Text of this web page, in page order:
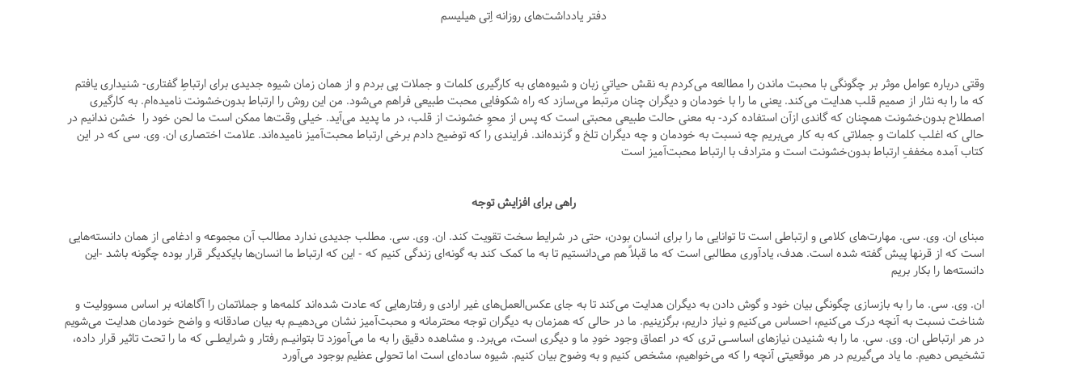
دفتر یادداشت‌های روزانه اِتی هیلیسم
وقتی درباره عوامل موثر بر چگونگی با محبت ماندن را مطالعه می‌کردم به نقش حیاتیِ زبان و شیوه‌های به کارگیری کلمات و جملات پی بردم و از همان زمان شیوه جدیدی برای ارتباطِ گفتاری- شنیداری یافتم
که ما را به نثار از صمیم قلب هدایت می‌کند. یعنی ما را با خودمان و دیگران چنان مرتبط می‌سازد که راه شکوفایی محبت طبیعی فراهم می‌شود. من این روش را ارتباط بدون‌خشونت نامیده‌ام. به کارگیری
اصطلاح بدون‌خشونت همچنان که گاندی ازآن استفاده کرد- به معنی حالت طبیعی محبتی است که پس از محوِ خشونت از قلب، در ما پدید می‌آید. خیلی وقت‌ها ممکن است ما لحن خود را خشن ندانیم در
حالی که اغلب کلمات و جملاتی که به کار می‌بریم چه نسبت به خودمان و چه دیگران تلخ و گزنده‌اند. فرایندی را که توضیح دادم برخی ارتباط محبت‌آمیز نامیده‌اند. علامت اختصاری ان. وی. سی که در این
کتاب آمده مخففِ ارتباط بدون‌خشونت است و مترادف با ارتباط محبت‌آمیز است
راهی برای افزایش توجه
مبنای ان. وی. سی. مهارت‌های کلامی و ارتباطی است تا توانایی ما را برای انسان بودن، حتی در شرایط سخت تقویت کند. ان. وی. سی. مطلب جدیدی ندارد مطالب آن مجموعه و ادغامی از همان دانسته‌هایی
است که از قرنها پیش گفته شده است. هدف، یادآوری مطالبی است که ما قبلاً هم می‌دانستیم تا به ما کمک ‌کند به گونه‌ای زندگی کنیم که - این که ارتباط ما انسان‌ها بایکدیگر قرار بوده چگونه باشد -این
دانسته‌ها را بکار بریم
ان. وی. سی. ما را به بازسازی چگونگی بیان خود و گوش دادن به دیگران هدایت می‌کند تا به جای عکس‌العمل‌های غیر ارادی و رفتارهایی که عادت شده‌اند کلمه‌ها و جملاتمان را آگاهانه بر اساس مسوولیت و
شناخت نسبت به آنچه درک می‌کنیم، احساس می‌کنیم و نیاز داریم، برگزینیم. ما در حالی که همزمان به دیگران توجه محترمانه و محبت‌آمیز نشان می‌دهیـم به بیان صادقانه و واضح خودمان هدایت می‌شویم
در هر ارتباطی ان. وی. سی. ما را به شنیدن نیازهای اساسـی ‌تری که در اعماق وجود خودِ ما و دیگری است، می‌برد. و مشاهده دقیق را به ما می‌آموزد تا بتوانیـم رفتار و شرایطـی که ما را تحت تاثیر قرار داده،
تشخیص دهیم. ما یاد می‌گیریم در هر موقعیتی آنچه را که می‌خواهیم، مشخص کنیم و به وضوح بیان کنیم. شیوه ساده‌ای است اما تحولی عظیم بوجود می‌آورد